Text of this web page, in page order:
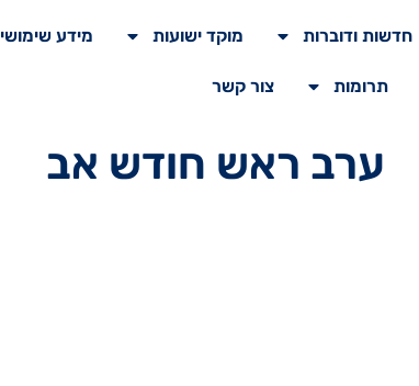
חדשות ודוברות מוקד ישועות מידע שימושי
תרומות צור קשר
ערב ראש חודש אב